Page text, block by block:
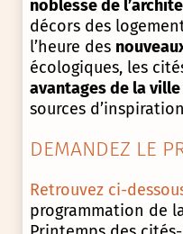
noblesse de
décors des
l’heure des
écologiques, les
avantages de la
sources
DEMANDEZ LE
Retrouvez ci-
programmation de